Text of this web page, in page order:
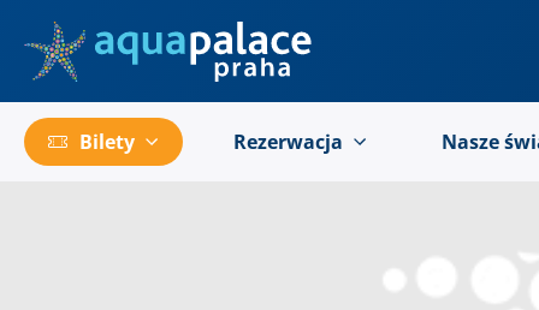
Bilety Rezerwacja Nasze